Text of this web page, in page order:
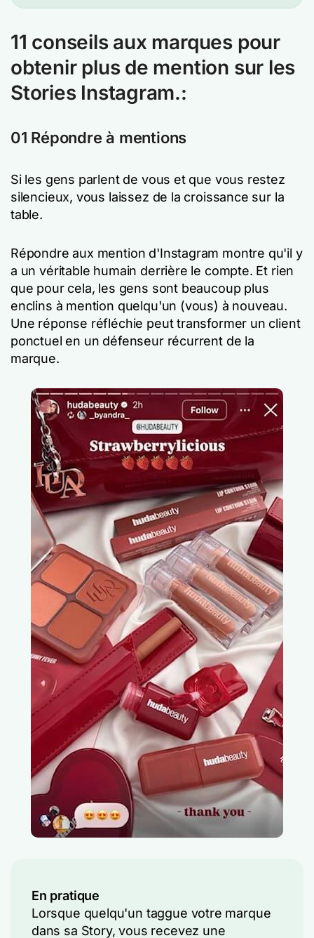
11 conseils aux marques pour
obtenir plus de mention sur les
Stories Instagram.:
01 Répondre à mentions
Si les gens parlent de vous et que vous restez
silencieux, vous laissez de la croissance sur la
table.
Répondre aux mention d'Instagram montre qu'il y
a un véritable humain derrière le compte. Et rien
que pour cela, les gens sont beaucoup plus
enclins à mention quelqu'un (vous) à nouveau.
Une réponse réfléchie peut transformer un client
ponctuel en un défenseur récurrent de la
marque.
En pratique
Lorsque quelqu'un taggue votre marque
dans sa Story, vous recevez une